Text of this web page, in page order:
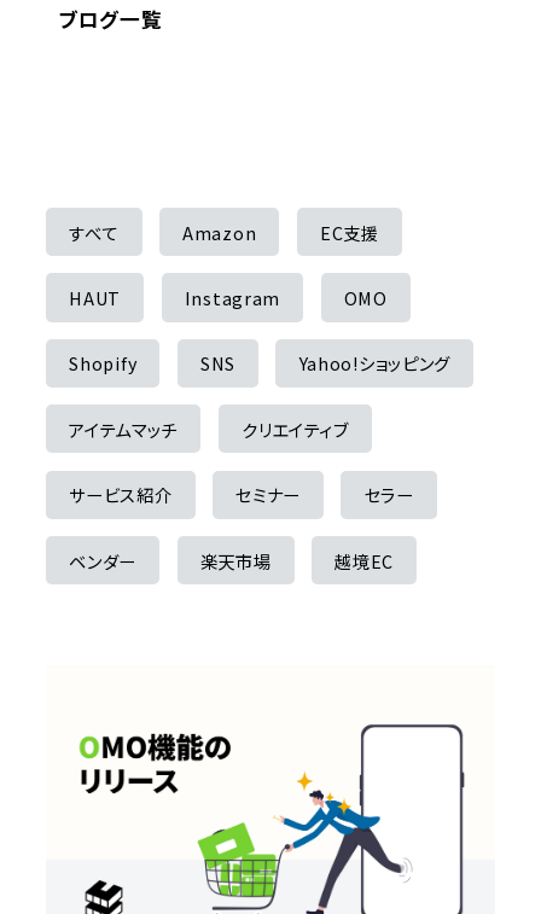
ブログ一覧
すべて Amazon EC支援
HAUT Instagram OMO
Shopify SNS Yahoo!ショッピング
アイテムマッチ クリエイティブ
サービス紹介 セミナー セラー
ベンダー 楽天市場 越境EC